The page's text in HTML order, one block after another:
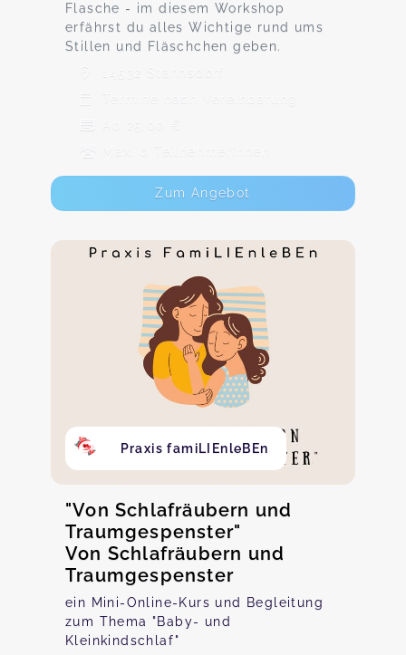
Flasche - im diesem Workshop
erfährst du alles Wichtige rund ums
Stillen und Fläschchen geben.
14532 Stahnsdorf
Termine nach Vereinbarung
Ab 25,00 €
Max. 0 TeilnehmerInnen
Zum Angebot
Praxis famiLIEnleBEn
"Von Schlafräubern und
Traumgespenster"
Von Schlafräubern und
Traumgespenster
ein Mini-Online-Kurs und Begleitung
zum Thema "Baby- und
Kleinkindschlaf"